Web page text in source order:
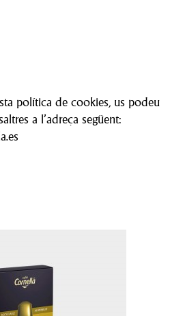
política de cookies, us podeu
a l’adreça següent: